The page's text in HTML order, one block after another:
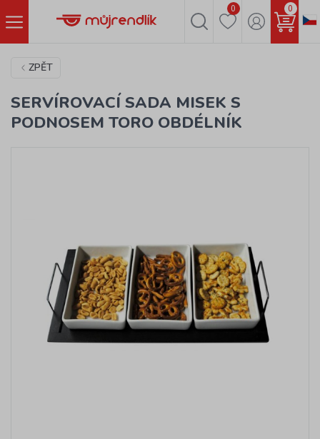
0 0
ZPĚT
SERVÍROVACÍ SADA MISEK S
PODNOSEM TORO OBDÉLNÍK